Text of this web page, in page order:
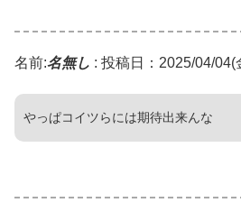
名前:名無し : 投稿日：2025/04/04(
やっぱコイツらには期待出来んな